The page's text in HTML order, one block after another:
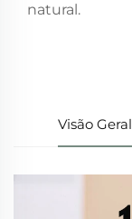
natural.
Visão Geral